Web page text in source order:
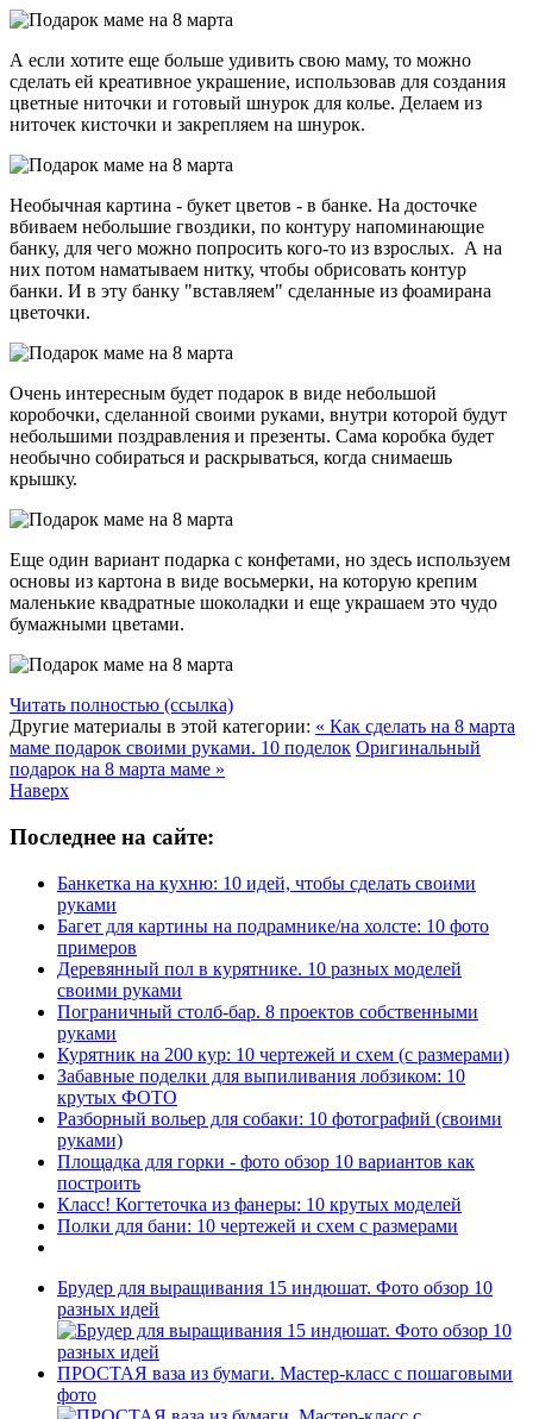
А если хотите еще больше удивить свою маму, то можно
сделать ей креативное украшение, использовав для создания
цветные ниточки и готовый шнурок для колье. Делаем из
ниточек кисточки и закрепляем на шнурок.
Необычная картина - букет цветов - в банке. На досточке
вбиваем небольшие гвоздики, по контуру напоминающие
банку, для чего можно попросить кого-то из взрослых. А на
них потом наматываем нитку, чтобы обрисовать контур
банки. И в эту банку "вставляем" сделанные из фоамирана
цветочки.
Очень интересным будет подарок в виде небольшой
коробочки, сделанной своими руками, внутри которой будут
небольшими поздравления и презенты. Сама коробка будет
необычно собираться и раскрываться, когда снимаешь
крышку.
Еще один вариант подарка с конфетами, но здесь используем
основы из картона в виде восьмерки, на которую крепим
маленькие квадратные шоколадки и еще украшаем это чудо
бумажными цветами.
Читать полностью (ссылка)
Другие материалы в этой категории: « Как сделать на 8 марта
маме подарок своими руками. 10 поделок Оригинальный
подарок на 8 марта маме »
Наверх
Последнее на сайте:
Банкетка на кухню: 10 идей, чтобы сделать своими
руками
Багет для картины на подрамнике/на холсте: 10 фото
примеров
Деревянный пол в курятнике. 10 разных моделей
своими руками
Пограничный столб-бар. 8 проектов собственными
руками
Курятник на 200 кур: 10 чертежей и схем (с размерами)
Забавные поделки для выпиливания лобзиком: 10
крутых ФОТО
Разборный вольер для собаки: 10 фотографий (своими
руками)
Площадка для горки - фото обзор 10 вариантов как
построить
Класс! Когтеточка из фанеры: 10 крутых моделей
Полки для бани: 10 чертежей и схем с размерами
Брудер для выращивания 15 индюшат. Фото обзор 10
разных идей
ПРОСТАЯ ваза из бумаги. Мастер-класс с пошаговыми
фото